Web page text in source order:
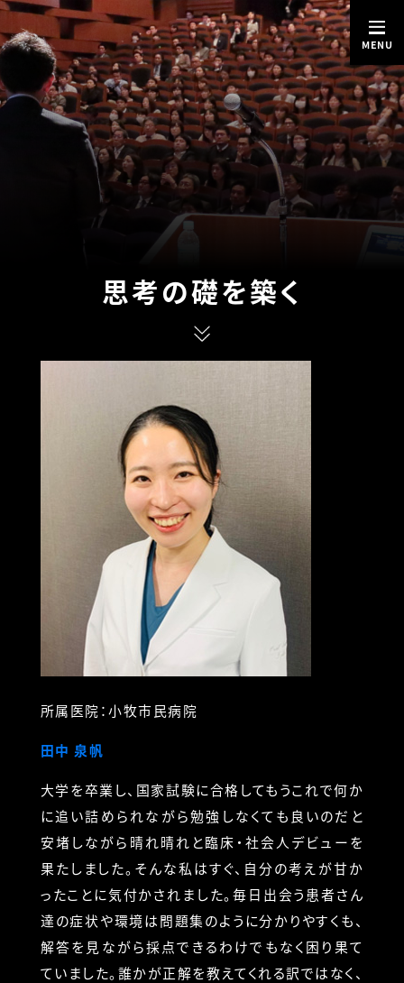
思考の礎を築く
所属医院：小牧市民病院
田中 泉帆
大学を卒業し、国家試験に合格してもうこれで何か
に追い詰められながら勉強しなくても良いのだと
安堵しながら晴れ晴れと臨床・社会人デビューを
果たしました。そんな私はすぐ、自分の考えが甘か
ったことに気付かされました。毎日出会う患者さん
達の症状や環境は問題集のように分かりやすくも、
解答を見ながら採点できるわけでもなく困り果て
ていました。誰かが正解を教えてくれる訳ではなく、
MENU